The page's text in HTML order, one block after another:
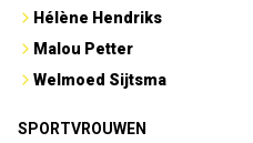
Hélène Hendriks
Malou Petter
Welmoed Sijtsma
SPORTVROUWEN